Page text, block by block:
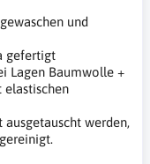
und
gefertigt
Lagen Baumwolle +
elastischen
ausgetauscht werden,